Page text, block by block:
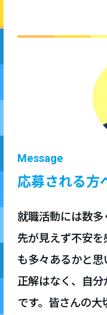
Message
応募される方
就職活動には数多
先が見えず不安
も多々あるかと
正解はなく、自
です。皆さんの